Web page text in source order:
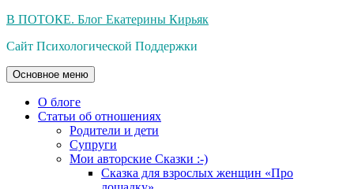
Перейти
содержимому
В ПОТОКЕ. Блог Екатерины Кирьяк
Сайт Психологической Поддержки
Основное меню
О блоге
Статьи об отношениях
Родители и дети
Супруги
Мои авторские Сказки :-)
Сказка для взрослых женщин «Про